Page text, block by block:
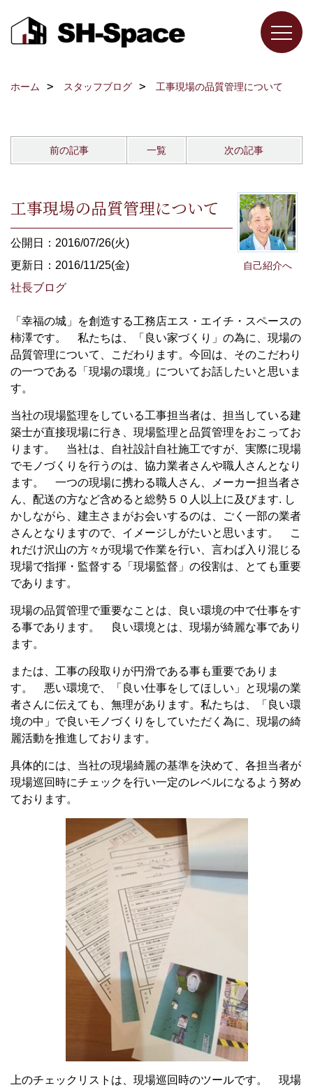
ホーム スタッフブログ 工事現場の品質管理について
前の記事 一覧 次の記事
自己紹介へ
工事現場の品質管理について
公開日：2016/07/26(火)
更新日：2016/11/25(金)
社長ブログ
「幸福の城」を創造する工務店エス・エイチ・スペースの
柿澤です。 私たちは、「良い家づくり」の為に、現場の
品質管理について、こだわります。今回は、そのこだわり
の一つである「現場の環境」についてお話したいと思いま
す。
当社の現場監理をしている工事担当者は、担当している建
築士が直接現場に行き、現場監理と品質管理をおこってお
ります。 当社は、自社設計自社施工ですが、実際に現場
でモノづくりを行うのは、協力業者さんや職人さんとなり
ます。 一つの現場に携わる職人さん、メーカー担当者さ
ん、配送の方など含めると総勢５０人以上に及びます. し
かしながら、建主さまがお会いするのは、ごく一部の業者
さんとなりますので、イメージしがたいと思います。 こ
れだけ沢山の方々が現場で作業を行い、言わば入り混じる
現場で指揮・監督する「現場監督」の役割は、とても重要
であります。
現場の品質管理で重要なことは、良い環境の中で仕事をす
る事であります。 良い環境とは、現場が綺麗な事であり
ます。
または、工事の段取りが円滑である事も重要でありま
す。 悪い環境で、「良い仕事をしてほしい」と現場の業
者さんに伝えても、無理があります。私たちは、「良い環
境の中」で良いモノづくりをしていただく為に、現場の綺
麗活動を推進しております。
具体的には、当社の現場綺麗の基準を決めて、各担当者が
現場巡回時にチェックを行い一定のレベルになるよう努め
ております。
上のチェックリストは、現場巡回時のツールです。 現場